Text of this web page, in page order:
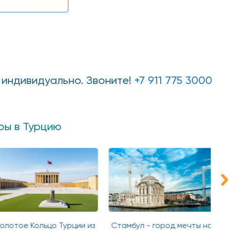
Звоните! +7 911 775 3000
в Турцию
Кольцо Турции из
Стамбул - город мечты на